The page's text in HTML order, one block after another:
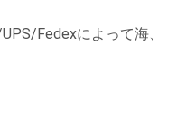
Fedexによって海、